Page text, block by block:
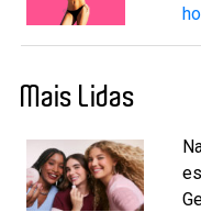
Mais Lidas